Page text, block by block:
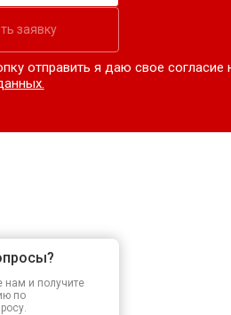
заявку
отправить я даю свое согласие
нам и получите
по